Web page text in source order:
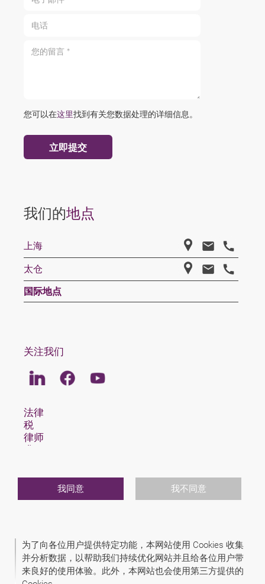
为了向各位用户提供特定功能，本网站使用 Cookies 收集
并分析数据，以帮助我们持续优化网站并且给各位用户带
来良好的使用体验。此外，本网站也会使用第三方提供的
我同意 我不同意
电话
您的留言 *
您可以在这里找到有关您数据处理的详细信息。
我们的地点
上海
太仓
国际地点
关注我们
LinkedinFacebookYoutube
法律
税
律师
求职
活动
2026 (C) SCHINDHELM RECHTSANWALTSGESELLSCHAFT MBH
免责声明
数据保护声明